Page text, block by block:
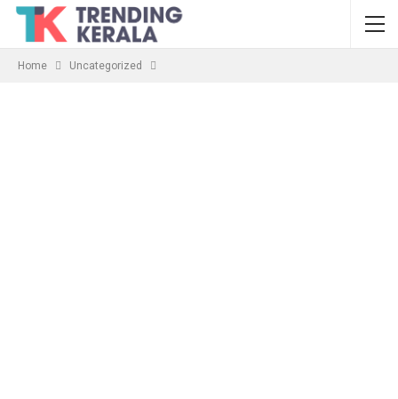
Home Uncategorized